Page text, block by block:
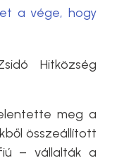
a vége, hogy
Hitközség
meg a
összeállított
– vállalták a